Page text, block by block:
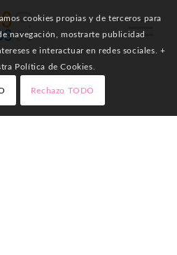
cookies propias y de terceros para
navegación, mostrarte publicidad
e interactuar en redes sociales. +
Política de Cookies.
Rechazo TODO